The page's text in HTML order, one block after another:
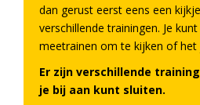
dan gerust eerst eens een
verschillende trainingen. Je
meetrainen om te kijken of het
Er zijn verschillende
je bij aan kunt sluiten.